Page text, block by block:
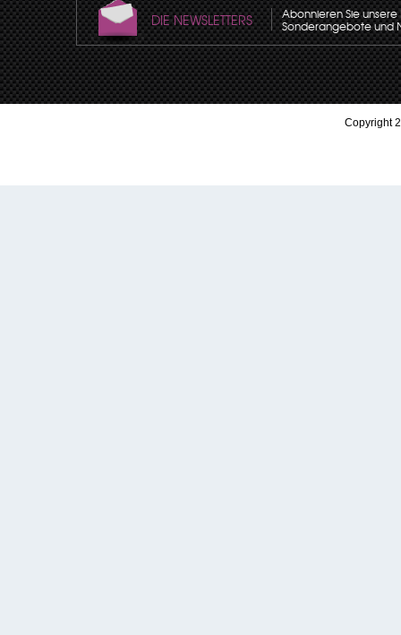
DIE NEWSLETTERS Abonnieren Sie
Sonderangebote und
Copyright